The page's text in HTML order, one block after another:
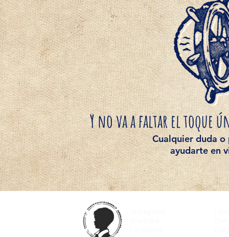
Y no va a faltar el toque
Cualquier duda
ayudarte en